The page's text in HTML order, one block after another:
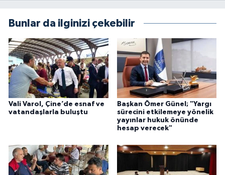
Bunlar da ilginizi çekebilir
Vali Varol, Çine’de esnaf ve
vatandaşlarla buluştu
Başkan Ömer Günel; "Yargı
sürecini etkilemeye yönelik
yayınlar hukuk önünde
hesap verecek"